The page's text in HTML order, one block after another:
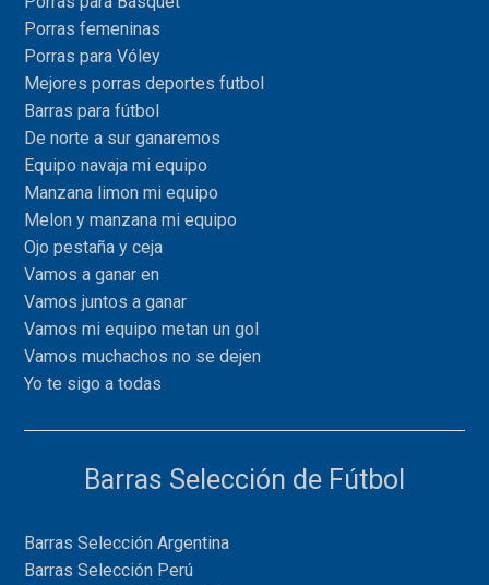
Porras femeninas
Porras para Vóley
Mejores porras deportes futbol
Barras para fútbol
De norte a sur ganaremos
Equipo navaja mi equipo
Manzana limon mi equipo
Melon y manzana mi equipo
Ojo pestaña y ceja
Vamos a ganar en
Vamos juntos a ganar
Vamos mi equipo metan un gol
Vamos muchachos no se dejen
Yo te sigo a todas
Barras Selección de Fútbol
Barras Selección Argentina
Barras Selección Perú